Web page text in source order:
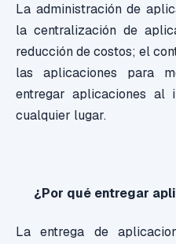
La administración de
la centralización de
reducción de costos; el
las aplicaciones para
entregar aplicaciones al
cualquier lugar.
¿Por qué entregar
La entrega de